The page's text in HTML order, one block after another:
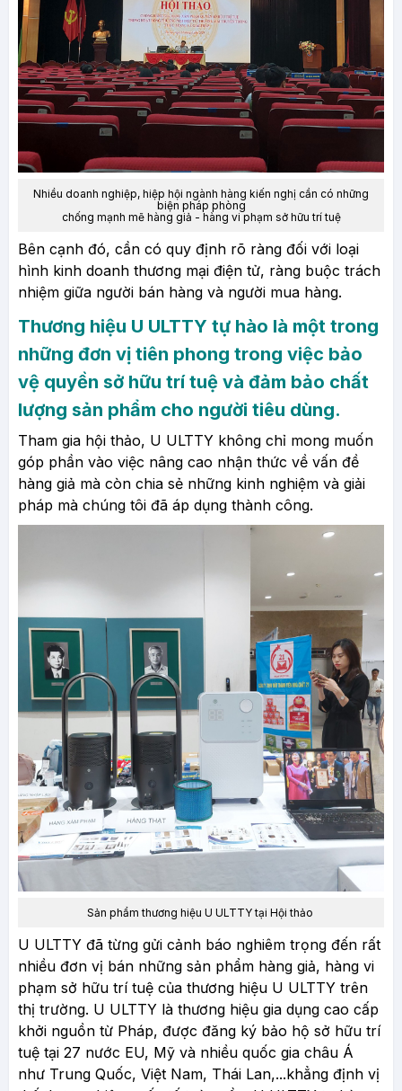
Nhiều doanh nghiệp, hiệp hội ngành hàng kiến nghị cần có những
biện pháp phòng
chống mạnh mẽ hàng giả - hàng vi phạm sở hữu trí tuệ
Bên cạnh đó, cần có quy định rõ ràng đối với loại
hình kinh doanh thương mại điện tử, ràng buộc trách
nhiệm giữa người bán hàng và người mua hàng.
Thương hiệu U ULTTY tự hào là một trong
những đơn vị tiên phong trong việc bảo
vệ quyền sở hữu trí tuệ và đảm bảo chất
lượng sản phẩm cho người tiêu dùng.
Tham gia hội thảo, U ULTTY không chỉ mong muốn
góp phần vào việc nâng cao nhận thức về vấn đề
hàng giả mà còn chia sẻ những kinh nghiệm và giải
pháp mà chúng tôi đã áp dụng thành công.
Sản phẩm thương hiệu U ULTTY tại Hội thảo
U ULTTY đã từng gửi cảnh báo nghiêm trọng đến rất
nhiều đơn vị bán những sản phẩm hàng giả, hàng vi
phạm sở hữu trí tuệ của thương hiệu U ULTTY trên
thị trường. U ULTTY là thương hiệu gia dụng cao cấp
khởi nguồn từ Pháp, được đăng ký bảo hộ sở hữu trí
tuệ tại 27 nước EU, Mỹ và nhiều quốc gia châu Á
như Trung Quốc, Việt Nam, Thái Lan,...khẳng định vị